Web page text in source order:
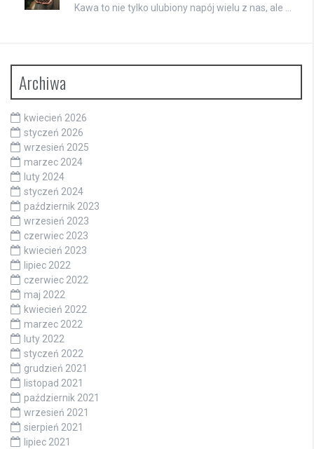
Kawa to nie tylko ulubiony napój wielu z nas, ale …
Archiwa
kwiecień 2026
styczeń 2026
wrzesień 2025
marzec 2024
luty 2024
styczeń 2024
październik 2023
wrzesień 2023
czerwiec 2023
kwiecień 2023
lipiec 2022
czerwiec 2022
maj 2022
kwiecień 2022
marzec 2022
luty 2022
styczeń 2022
grudzień 2021
listopad 2021
październik 2021
wrzesień 2021
sierpień 2021
lipiec 2021